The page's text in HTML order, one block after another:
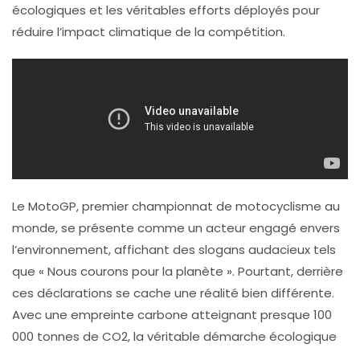
écologiques et les véritables efforts déployés pour
réduire l’impact climatique de la compétition.
Le MotoGP, premier championnat de motocyclisme au
monde, se présente comme un acteur engagé envers
l’environnement, affichant des slogans audacieux tels
que « Nous courons pour la planète ». Pourtant, derrière
ces déclarations se cache une réalité bien différente.
Avec une empreinte carbone atteignant presque 100
000 tonnes de CO2, la véritable démarche écologique